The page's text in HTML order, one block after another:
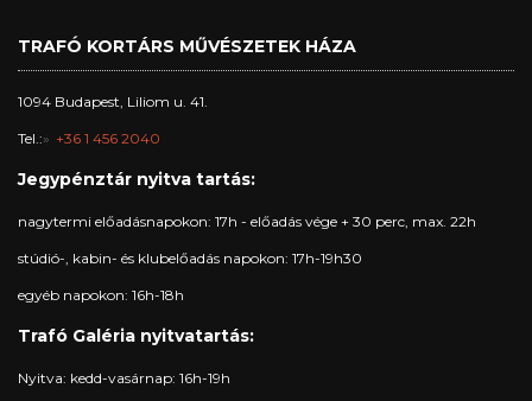
TRAFÓ KORTÁRS MŰVÉSZETEK HÁZA
1094 Budapest, Liliom u. 41.
Tel.: +36 1 456 2040
Jegypénztár nyitva tartás:
nagytermi előadásnapokon: 17h - előadás vége + 30 perc, max. 22h
stúdió-, kabin- és klubelőadás napokon: 17h-19h30
egyéb napokon: 16h-18h
Trafó Galéria nyitvatartás:
Nyitva: kedd-vasárnap: 16h-19h